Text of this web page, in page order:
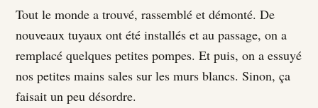
Tout le monde a trouvé, rassemblé et démonté. De
nouveaux tuyaux ont été installés et au passage, on a
remplacé quelques petites pompes. Et puis, on a essuyé
nos petites mains sales sur les murs blancs. Sinon, ça
faisait un peu désordre.